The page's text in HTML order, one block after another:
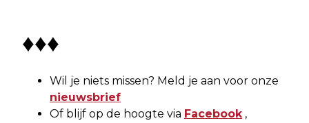
♦♦♦
Wil je niets missen? Meld je aan voor onze
nieuwsbrief
Of blijf op de hoogte via Facebook ,